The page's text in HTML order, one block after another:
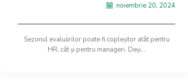
noiembrie 20, 2024
Sezonul evaluărilor poate fi copleșitor atât pentru
HR, cât și pentru manageri. Deși...